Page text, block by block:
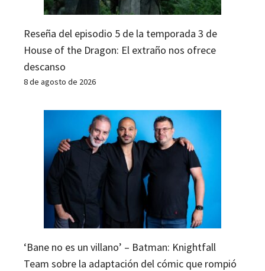
Reseña del episodio 5 de la temporada 3 de
House of the Dragon: El extraño nos ofrece
descanso
8 de agosto de 2026
‘Bane no es un villano’ – Batman: Knightfall
Team sobre la adaptación del cómic que rompió